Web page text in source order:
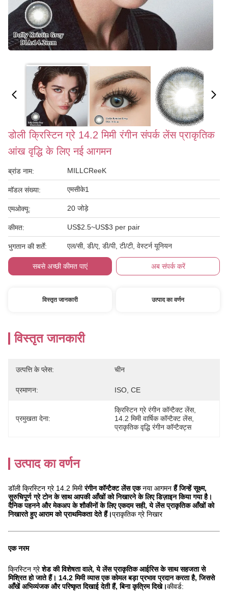
डोली क्रिस्टिन ग्रे 14.2 मिमी रंगीन संपर्क लेंस प्राकृतिक
आंख वृद्धि के लिए नई आगमन
ब्रांड नाम: MILLCReeK
मॉडल संख्या: एमसीके1
एमओक्यू: 20 जोड़े
कीमत: US$2.5~US$3 per pair
भुगतान की शर्तें: एल/सी, डी/ए, डी/पी, टी/टी, वेस्टर्न यूनियन
सबसे अच्छी कीमत पाएं अब संपर्क करें
विस्तृत जानकारी उत्पाद का वर्णन
विस्तृत जानकारी
उत्पत्ति के प्लेस: चीन
प्रमाणन: ISO, CE
प्रमुखता देना:
क्रिस्टिन ग्रे रंगीन कॉन्टैक्ट लेंस,
14.2 मिमी वार्षिक कॉन्टैक्ट लेंस,
प्राकृतिक वृद्धि रंगीन कॉन्टैक्ट्स
उत्पाद का वर्णन
डॉली क्रिस्टिन ग्रे 14.2 मिमीरंगीन कॉन्टैक्ट लेंस एकनया आगमनहैं जिन्हें सूक्ष्म,
सुरुचिपूर्ण ग्रे टोन के साथ आपकी आँखों को निखारने के लिए डिज़ाइन किया गया है।
दैनिक पहनने और मेकअप के शौकीनों के लिए एकदम सही, ये लेंस प्राकृतिक आँखों को
निखारते हुए आराम को प्राथमिकता देते हैं।प्राकृतिक ग्रे निखार
एक नरम
क्रिस्टिन ग्रेशेड की विशेषता वाले, ये लेंस प्राकृतिक आईरिस के साथ सहजता से
मिश्रित हो जाते हैं। 14.2 मिमी व्यास एक कोमल बड़ा प्रभाव प्रदान करता है, जिससे
आँखें अभिव्यंजक और परिष्कृत दिखाई देती हैं, बिना कृत्रिम दिखे।कीवर्ड: